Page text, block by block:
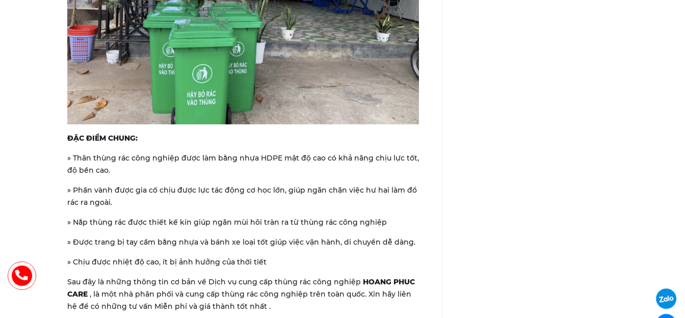
ĐẶC ĐIỂM CHUNG:
» Thân thùng rác công nghiệp được làm bằng nhựa HDPE mật độ cao có khả năng chịu lực tốt,
độ bền cao.
» Phần vành được gia cố chịu được lực tác động cơ học lớn, giúp ngăn chặn việc hư hại làm đổ
rác ra ngoài.
» Nắp thùng rác được thiết kế kín giúp ngăn mùi hôi tràn ra từ thùng rác công nghiệp
» Được trang bị tay cầm bằng nhựa và bánh xe loại tốt giúp việc vận hành, di chuyển dễ dàng.
» Chịu được nhiệt độ cao, ít bị ảnh hưởng của thời tiết
Sau đây là những thông tin cơ bản về Dịch vụ cung cấp thùng rác công nghiệp HOANG PHUC
CARE , là một nhà phân phối và cung cấp thùng rác công nghiệp trên toàn quốc. Xin hãy liên
hệ để có những tư vấn Miễn phí và giá thành tốt nhất .